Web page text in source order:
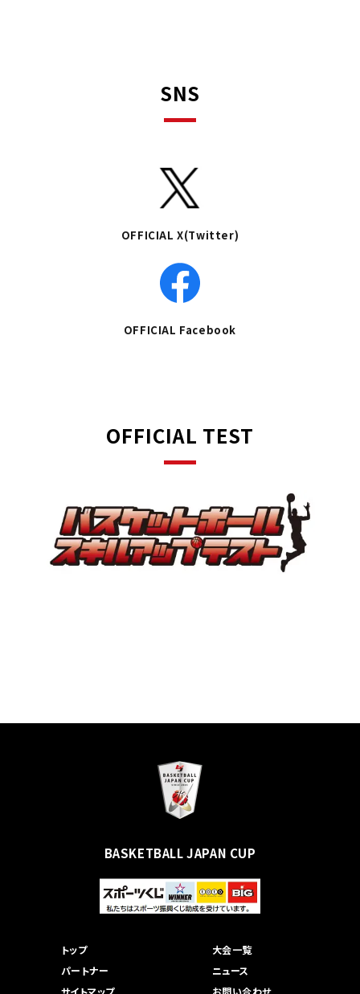
SNS
OFFICIAL X(Twitter)
OFFICIAL Facebook
OFFICIAL TEST
BASKETBALL JAPAN CUP
トップ
大会一覧
パートナー
ニュース